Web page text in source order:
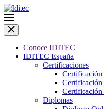
Conoce IDITEC
IDITEC España
Certificaciones
Certificación
Diplomas